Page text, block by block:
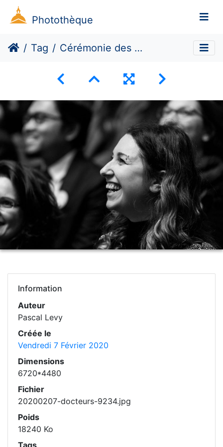
Photothèque
Tag Cérémonie des docteurs 2019
Information
Auteur
Pascal Levy
Créée le
Vendredi 7 Février 2020
Dimensions
6720*4480
Fichier
20200207-docteurs-9234.jpg
Poids
18240 Ko
Tags